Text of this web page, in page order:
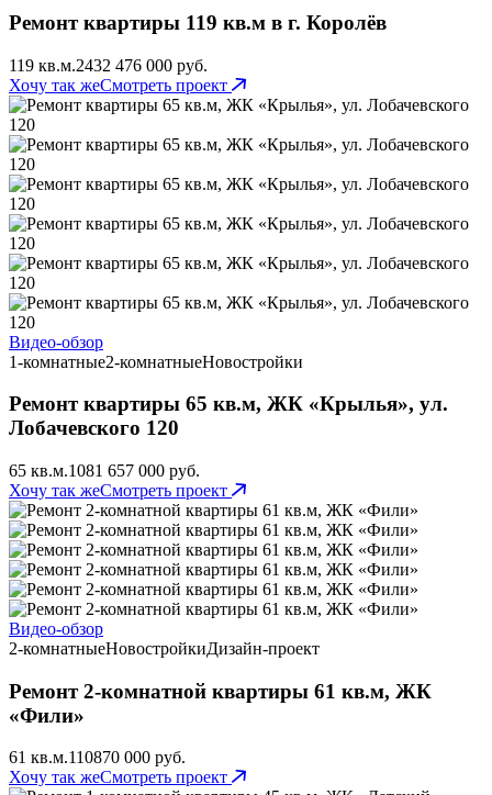
Ремонт квартиры 119 кв.м в г. Королёв
119 кв.м.2432 476 000 руб.
Хочу так жеСмотреть проект
Видео-обзор
1-комнатные2-комнатныеНовостройки
Ремонт квартиры 65 кв.м, ЖК «Крылья», ул.
Лобачевского 120
65 кв.м.1081 657 000 руб.
Хочу так жеСмотреть проект
Видео-обзор
2-комнатныеНовостройкиДизайн-проект
Ремонт 2-комнатной квартиры 61 кв.м, ЖК
«Фили»
61 кв.м.110870 000 руб.
Хочу так жеСмотреть проект